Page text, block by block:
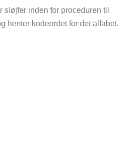
inden for proceduren til
henter kodeordet for det alfabet.